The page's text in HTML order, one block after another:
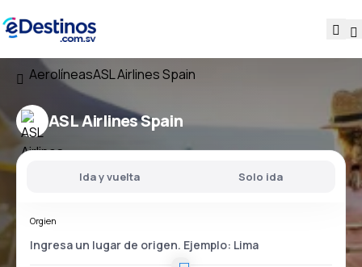
AerolíneasASL Airlines Spain
ASL Airlines Spain
Ida y vuelta Solo ida
Orgien